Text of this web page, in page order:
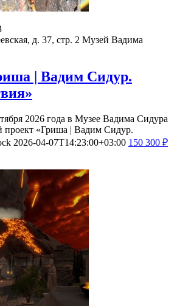
д. 37, стр. 2 Музей Вадима
| Вадим Сидур.
2026 года в Музее Вадима Сидура
проект «Гриша | Вадим Сидур.
2026-04-07T14:23:00+03:00 150 300 ₽